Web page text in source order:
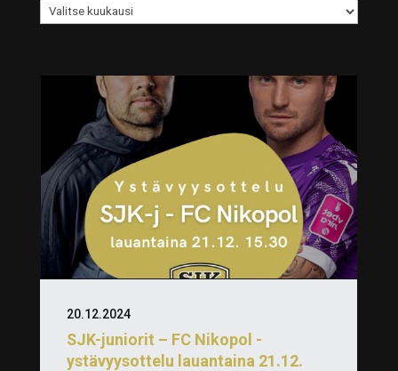
Arkistot
SJK-juniorit – FC Nikopol -
ystävyysottelu lauantaina 21.12.
20.12.2024